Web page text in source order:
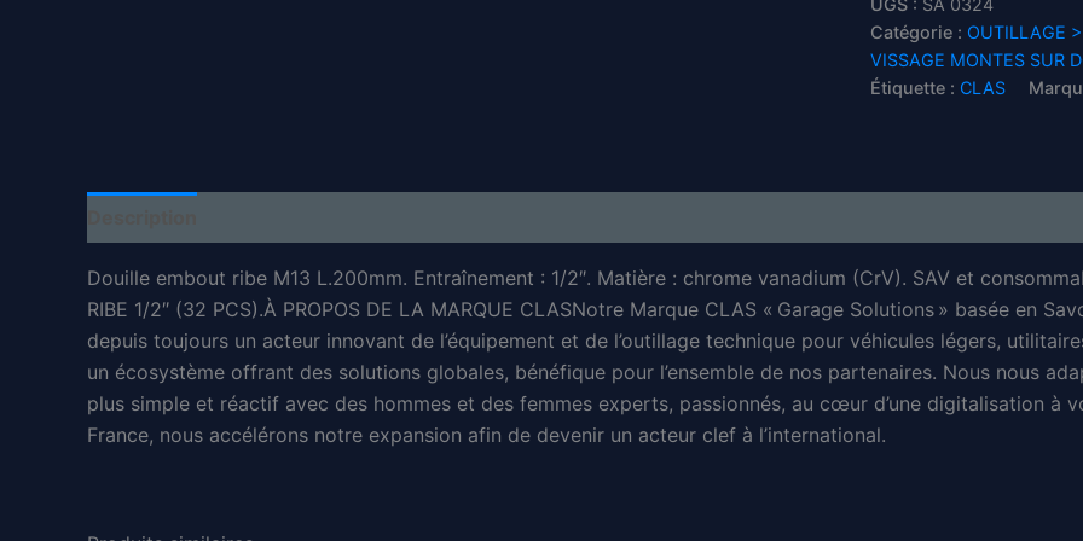
M13
L.200mm
1/2''
0324
Catégorie : OUTILLAGE
VISSAGE MONTES SUR
Étiquette : CLAS
Douille embout ribe M13 L.200mm. Entraînement : 1/2″. Matière : chrome vanadium (CrV). SAV et
RIBE 1/2″ (32 PCS).À PROPOS DE LA MARQUE CLASNotre Marque CLAS « Garage Solutions » basée en
depuis toujours un acteur innovant de l’équipement et de l’outillage technique pour véhicules légers,
un écosystème offrant des solutions globales, bénéfique pour l’ensemble de nos partenaires. Nous nous
plus simple et réactif avec des hommes et des femmes experts, passionnés, au cœur d’une digitalisation à
France, nous accélérons notre expansion afin de devenir un acteur clef à l’international.